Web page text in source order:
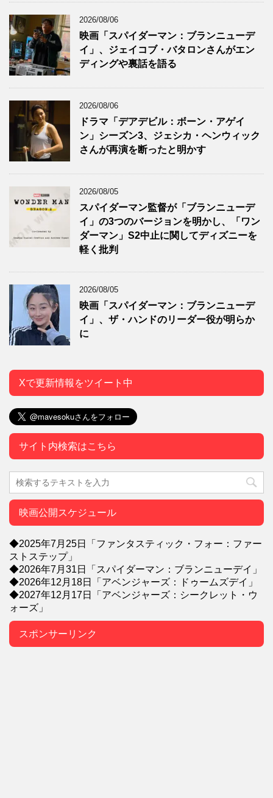
2026/08/06
映画「スパイダーマン：ブランニューデ
イ」、ジェイコブ・バタロンさんがエン
ディングや裏話を語る
2026/08/06
ドラマ「デアデビル：ボーン・アゲイ
ン」シーズン3、ジェシカ・ヘンウィック
さんが再演を断ったと明かす
2026/08/05
スパイダーマン監督が「ブランニューデ
イ」の3つのバージョンを明かし、「ワン
ダーマン」S2中止に関してディズニーを
軽く批判
2026/08/05
映画「スパイダーマン：ブランニューデ
イ」、ザ・ハンドのリーダー役が明らか
に
Xで更新情報をツイート中
サイト内検索はこちら
映画公開スケジュール
◆2025年7月25日「ファンタスティック・フォー：ファー
ストステップ」
◆2026年7月31日「スパイダーマン：ブランニューデイ」
◆2026年12月18日「アベンジャーズ：ドゥームズデイ」
◆2027年12月17日「アベンジャーズ：シークレット・ウ
ォーズ」
スポンサーリンク